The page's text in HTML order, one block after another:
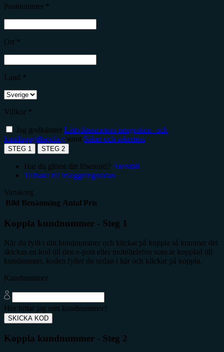
Postnummer *
Ort *
Land *
Villkor *
Jag godkänner Lättviktssmotors integration- och
kunduppgiftspolicy samt Säker och sekretess
STEG 1 STEG 2
Har du glömt ditt lösenord? Återställ
Tillbaka till inloggningssidan
Varukorg
Bild Benämning Antal Pris
Koppla kundnummer - Steg 1
När du fyllt i ditt kundnummer och klickat på koppla så kommer det
skickas en kod till den e-post eller mobiltelefon som är kopplad till
kundnumret, koden fyller du sedan i här och klickar på koppla.
Kundnummer
Hur hittar jag mitt kundnummer?
SKICKA KOD
Koppla kundnummer - Steg 2